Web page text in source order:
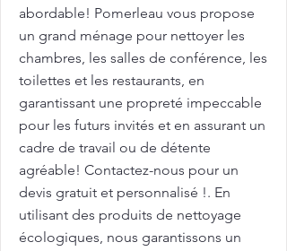
abordable! Pomerleau vous propose
un grand ménage pour nettoyer les
chambres, les salles de conférence, les
toilettes et les restaurants, en
garantissant une propreté impeccable
pour les futurs invités et en assurant un
cadre de travail ou de détente
agréable! Contactez-nous pour un
devis gratuit et personnalisé !. En
utilisant des produits de nettoyage
écologiques, nous garantissons un